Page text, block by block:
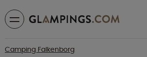
Camping Falkenborg